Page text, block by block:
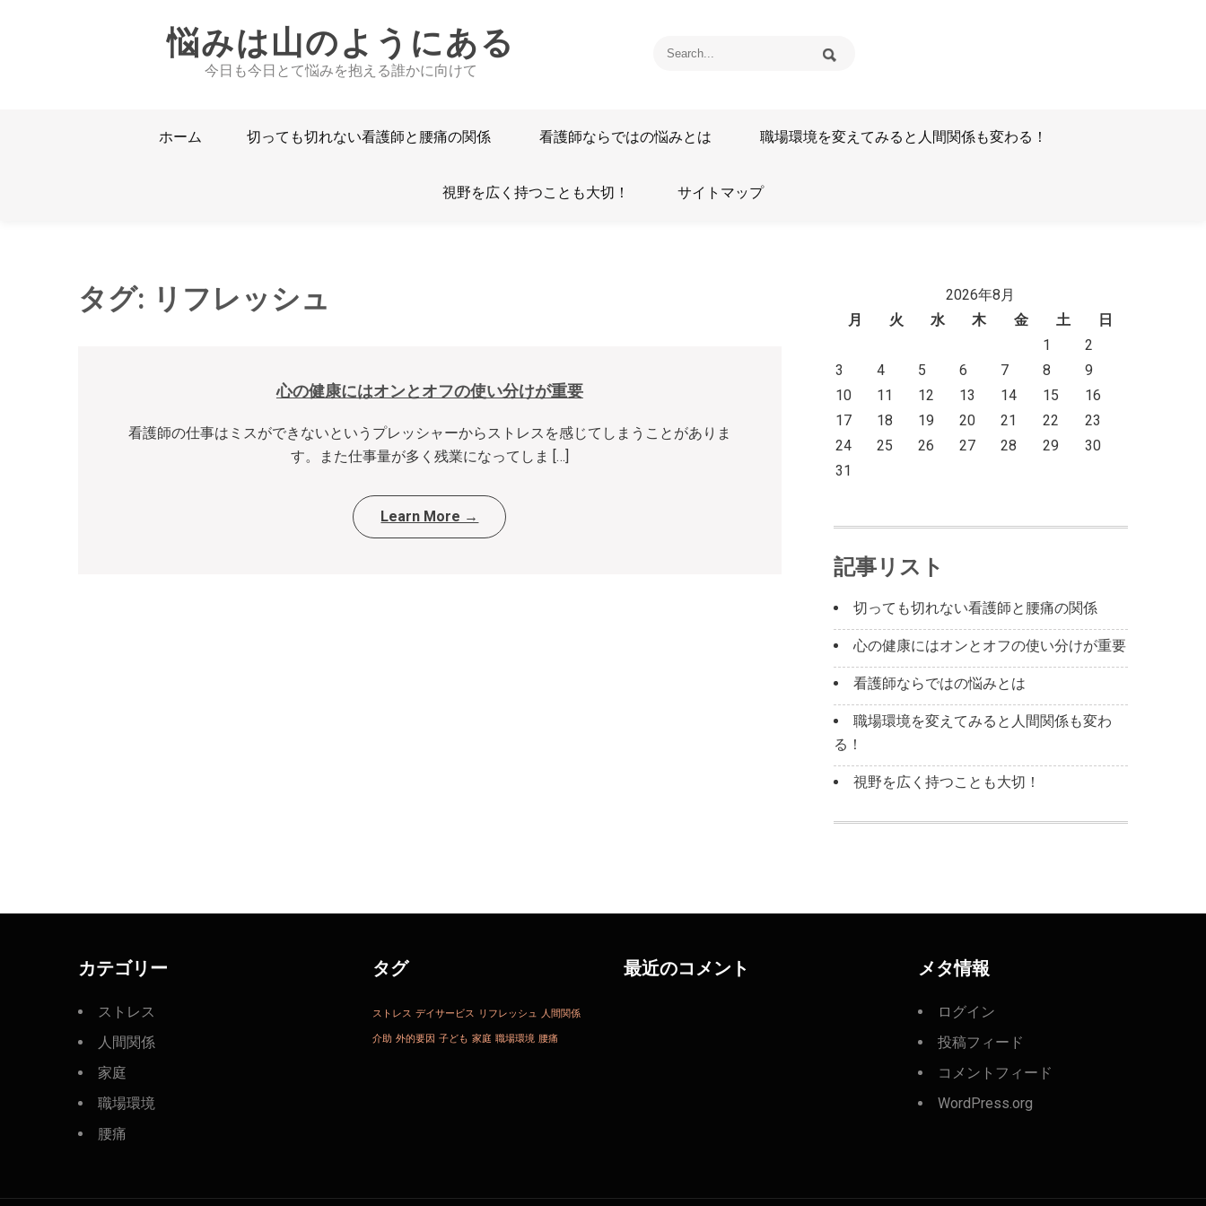
悩みは山のようにある
今日も今日とて悩みを抱える誰かに向けて
ホーム 切っても切れない看護師と腰痛の関係 看護師ならではの悩みとは 職場環境を変えてみると人間関係も変わる！
視野を広く持つことも大切！ サイトマップ
タグ: リフレッシュ
心の健康にはオンとオフの使い分けが重要
看護師の仕事はミスができないというプレッシャーからストレスを感じてしまうことがありま
す。また仕事量が多く残業になってしま […]
Learn More →
2026年8月
月
火 水 木 金 土
日
1
2
3
4 5 6 7 8
9
10
11 12 13 14 15
16
17
18 19 20 21 22
23
24
25 26 27 28 29
30
31
記事リスト
切っても切れない看護師と腰痛の関係
心の健康にはオンとオフの使い分けが重要
看護師ならではの悩みとは
職場環境を変えてみると人間関係も変わ
る！
視野を広く持つことも大切！
カテゴリー
ストレス
人間関係
家庭
職場環境
腰痛
タグ
ストレス デイサービス リフレッシュ 人間関係
介助 外的要因 子ども 家庭 職場環境 腰痛
最近のコメント メタ情報
ログイン
投稿フィード
コメントフィード
WordPress.org